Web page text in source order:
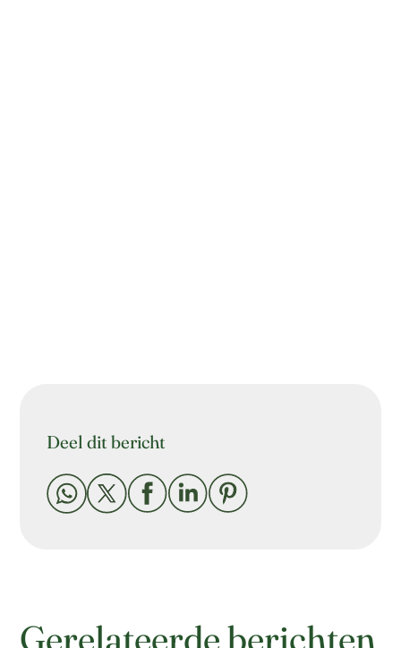
Deel dit bericht
    
Gerelateerde berichten